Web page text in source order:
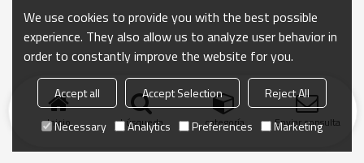
Inicio búsqueda categoría Enviar consulta
We use cookies to provide you with the best possible
experience. They also allow us to analyze user behavior in
order to constantly improve the website for you.
Accept all Accept Selection
Reject All
Necessary
Analytics Preferences Marketing